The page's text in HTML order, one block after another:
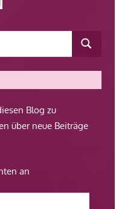
Blog zu
über neue Beiträge
an